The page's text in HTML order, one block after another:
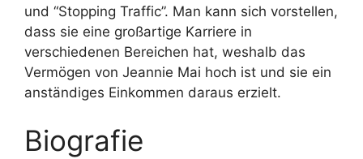
und “Stopping Traffic”. Man kann sich vorstellen,
dass sie eine großartige Karriere in
verschiedenen Bereichen hat, weshalb das
Vermögen von Jeannie Mai hoch ist und sie ein
anständiges Einkommen daraus erzielt.
Biografie